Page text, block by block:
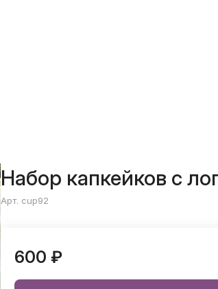
Набор капкейков с
Арт. cup92
600 ₽